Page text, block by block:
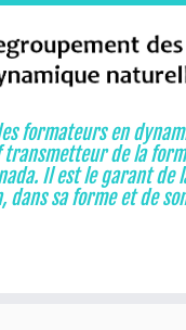
formateurs en
transmetteur de la
Il est le garant de
dans sa forme et de